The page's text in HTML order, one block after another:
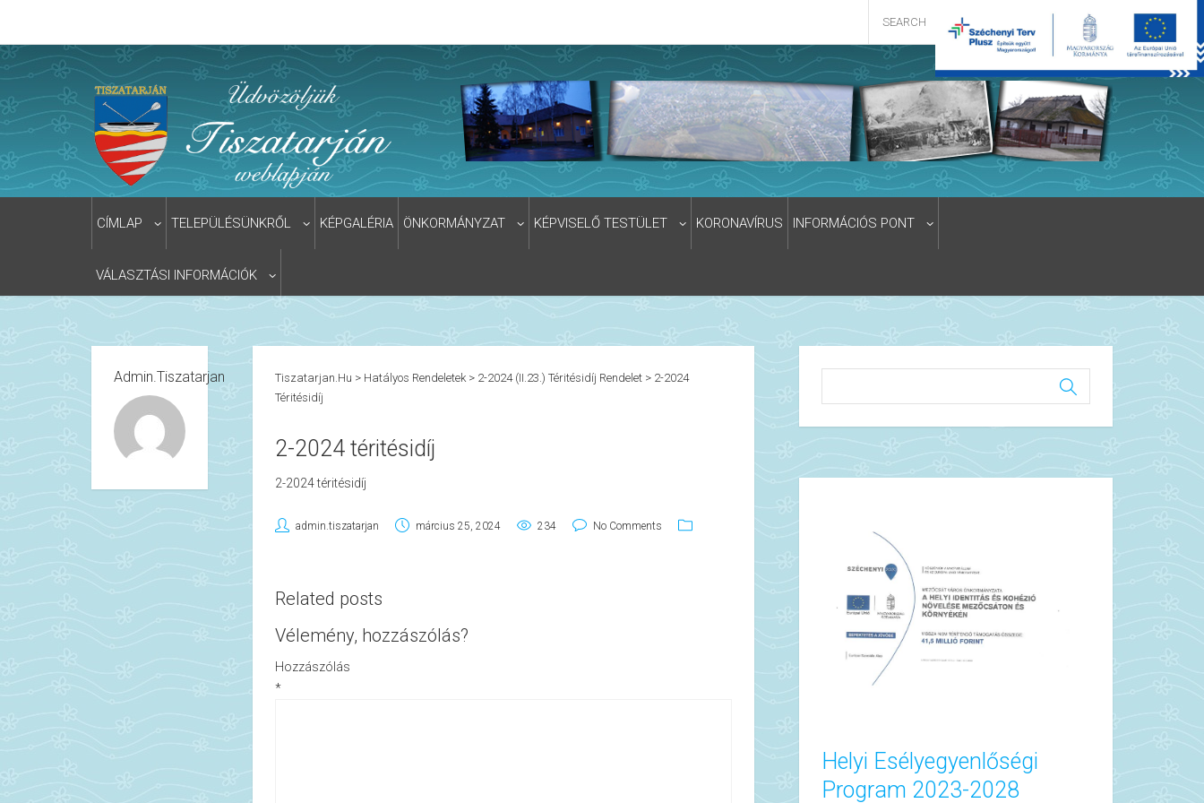
CÍMLAP TELEPÜLÉSÜNKRŐL KÉPGALÉRIA ÖNKORMÁNYZAT KÉPVISELŐ TESTÜLET KORONAVÍRUS INFORMÁCIÓS PONT
VÁLASZTÁSI INFORMÁCIÓK
Admin.tiszatarjan Tiszatarjan.hu > Hatályos Rendeletek> 2-2024 (II.23.) Téritésidíj Rendelet > 2-2024
Téritésidíj
2-2024 téritésidíj
2-2024 téritésidíj
admin.tiszatarjan március 25, 2024 234 No Comments
Related posts
Vélemény, hozzászólás?
Hozzászólás
*
Helyi Esélyegyenlőségi
Program 2023-2028